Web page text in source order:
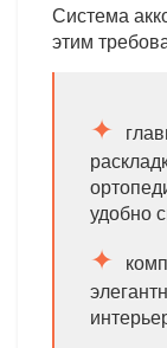
Система
этим
удобно